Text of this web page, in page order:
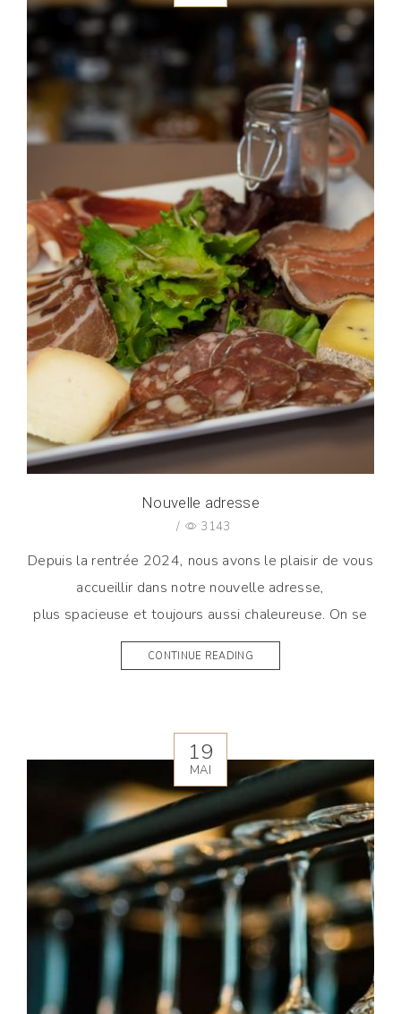
Nouvelle adresse
/ 3143
Depuis la rentrée 2024, nous avons le plaisir de vous
accueillir dans notre nouvelle adresse,
plus spacieuse et toujours aussi chaleureuse. On se
CONTINUE READING
19
MAI